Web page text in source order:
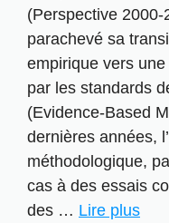
(Perspective 2000-
parachevé sa
empirique vers
par les standards
(Evidence-Based
dernières années,
méthodologique,
cas à des essais
des … Lire plus